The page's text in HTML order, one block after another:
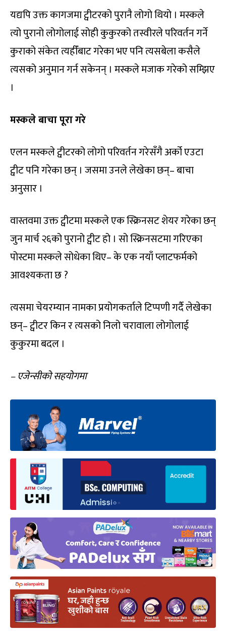
यद्यपि उक्त कागजमा ट्वीटरको पुरानै लोगो थियो । मस्कले
त्यो पुरानो लोगोलाई सोही कुकुरको तस्वीरले परिवर्तन गर्ने
कुराको संकेत त्यहीँबाट गरेका भए पनि त्यसबेला कसैले
त्यसको अनुमान गर्न सकेनन् । मस्कले मजाक गरेको सम्झिए
।
मस्कले बाचा पूरा गरे
एलन मस्कले ट्वीटरको लोगो परिवर्तन गरेसँगै अर्को एउटा
ट्वीट पनि गरेका छन् । जसमा उनले लेखेका छन्– बाचा
अनुसार ।
वास्तवमा उक्त ट्वीटमा मस्कले एक स्क्रिनसट शेयर गरेका छन्
जुन मार्च २६को पुरानो ट्वीट हो । सो स्क्रिनसटमा गरिएका
पोस्टमा मस्कले सोधेका थिए– के एक नयाँ प्लाटफर्मको
आवश्यकता छ ?
त्यसमा चेयरम्यान नामका प्रयोगकर्ताले टिप्पणी गर्दै लेखेका
छन्– ट्वीटर किन र त्यसको निलो चरावाला लोगोलाई
कुकुरमा बदल ।
– एजेन्सीको सहयोगमा